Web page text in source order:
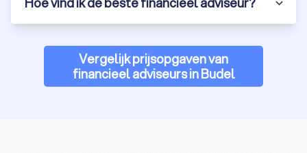
Financieel advies particulieren
Misschien denk je bij financieel advies aan zakelijke
onderwerpen zoals het maken van een commerciële planning
voor het opzetten of draaiende houden van een bedrijf, maar
Vergelijk prijsopgaven van
financieel adviseurs in Budel